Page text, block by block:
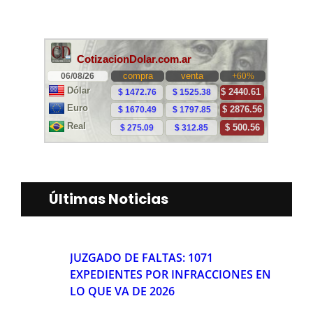
Últimas Noticias
JUZGADO DE FALTAS: 1071
EXPEDIENTES POR INFRACCIONES EN
LO QUE VA DE 2026